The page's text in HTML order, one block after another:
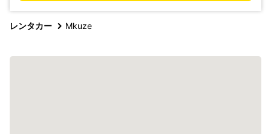
レンタカー Mkuze